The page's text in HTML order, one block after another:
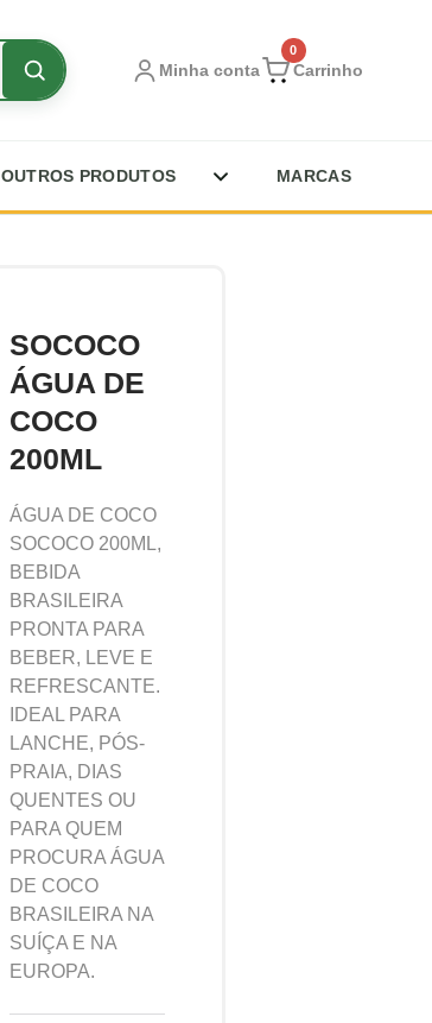
Minha conta Carrinho
0
OUTROS PRODUTOS MARCAS
SOCOCO
ÁGUA DE
COCO
200ML
ÁGUA DE COCO
SOCOCO 200ML,
BEBIDA
BRASILEIRA
PRONTA PARA
BEBER, LEVE E
REFRESCANTE.
IDEAL PARA
LANCHE, PÓS-
PRAIA, DIAS
QUENTES OU
PARA QUEM
PROCURA ÁGUA
DE COCO
BRASILEIRA NA
SUÍÇA E NA
EUROPA.